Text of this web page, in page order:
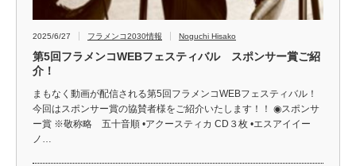
2025/6/27 フラメンコ2030情報 Noguchi Hisako
第5回フラメンコWEBフェスティバル スポンサー賞ご紹
介！
まもなく動画が配信される第5回フラメンコWEBフェスティバル！
今回はスポンサー賞の協賛者様をご紹介いたします！！ ◉スポンサ
ー賞 ※敬称略 五十音順 •アクースティカ CD３枚 •エスアイイー
ノ…